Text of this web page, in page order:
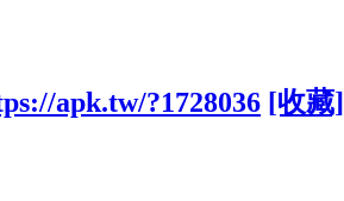
apk.tw/?1728036 [收藏]